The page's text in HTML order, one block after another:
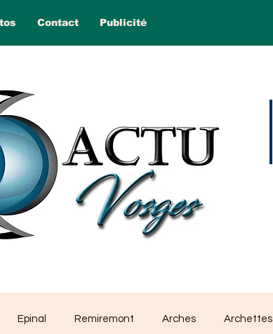
Contact Publicité
Epinal Remiremont Arches Archettes